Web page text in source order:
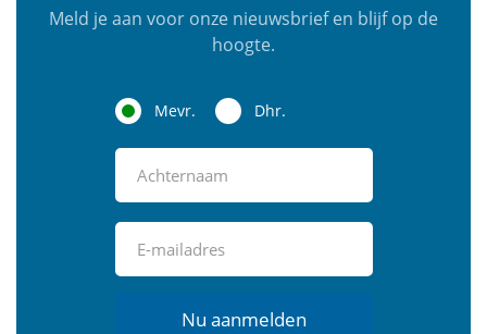
Meld je aan voor onze nieuwsbrief en blijf op de
hoogte.
Mevr. Dhr.
Nu aanmelden